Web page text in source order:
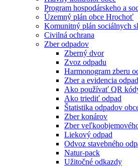
Program hospodárskeho a
Územný plán obce Hrochoť
Komunitný plán sociálnych
Civilná ochrana
Zber odpadov
Zberný dvor
Zvoz odpadu
Harmonogram zberu
Zber a evidencia
Ako používať QR
Ako triediť odpad
Štatistika odpadov
Zber konárov
Zber
Liekový odpad
Odvoz stavebného
Natur-pack
Užitočné odkazdy